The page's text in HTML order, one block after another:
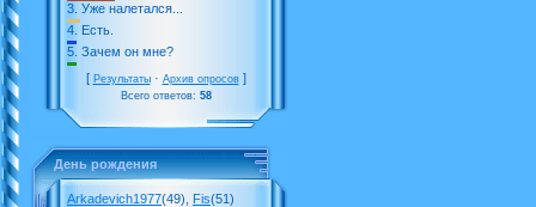
3. Уже налетался...
4. Есть.
5. Зачем он мне?
[ Результаты· Архив опросов]
Всего ответов: 58
День рождения
Arkadevich1977(49) Fis(51)